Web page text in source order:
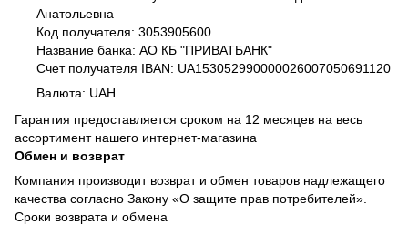
Анатольевна
Код получателя: 3053905600
Название банка: АО КБ "ПРИВАТБАНК"
Счет получателя IBAN: UA153052990000026007050691120
Валюта: UAH
Гарантия предоставляется сроком на 12 месяцев на весь
ассортимент нашего интернет-магазина
Обмен и возврат
Компания производит возврат и обмен товаров надлежащего
качества согласно Закону «О защите прав потребителей».
Сроки возврата и обмена